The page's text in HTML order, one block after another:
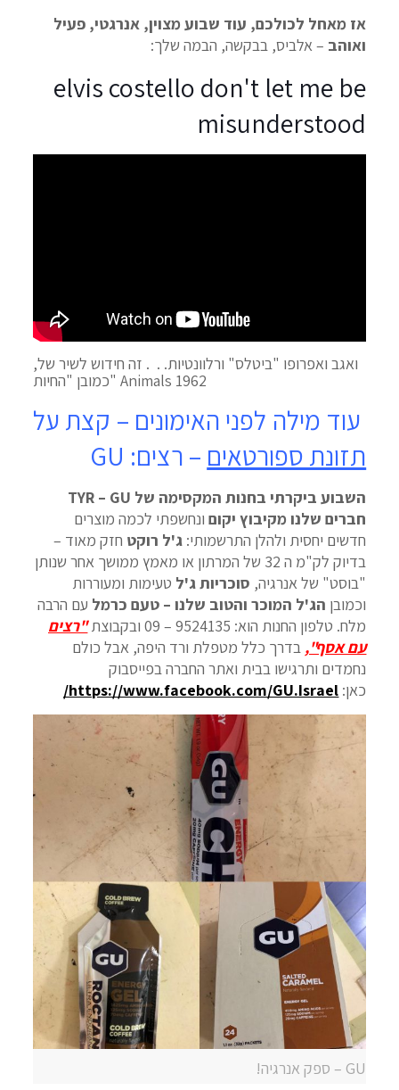
אז מאחל לכולכם, עוד שבוע מצוין, אנרגטי, פעיל
ואוהב – אלביס, בבקשה, הבמה שלך:
elvis costello don't let me be
misunderstood
ואגב ואפרופו "ביטלס" ורלוונטיות. . . זה חידוש לשיר של,
כמובן "החיות" Animals 1962
עוד מילה לפני האימונים – קצת על
תזונת ספורטאים – רצים: GU
השבוע ביקרתי בחנות המקסימה של TYR – GU
חברים שלנו מקיבוץ יקוםונחשפתי לכמה מוצרים
חדשים יחסית ולהלן התרשמותי: ג'ל רוקט חזק מאוד –
בדיוק לק"מ ה 32 של המרתון או מאמץ ממושך אחר שנותן
"בוסט" של אנרגיה, סוכריות ג'ל טעימות ומעוררות
וכמובן הג'ל המוכר והטוב שלנו – טעם כרמל עם הרבה
מלח. טלפון החנות הוא: 9524135 – 09 ובקבוצת
"רצים
עם אסף", בדרך כלל מטפלת ורד היפה, אבל כולם
נחמדים ותרגישו בבית ואתר החברה בפייסבוק
כאן: https://www.facebook.com/GU.Israel/
GU – ספק אנרגיה!